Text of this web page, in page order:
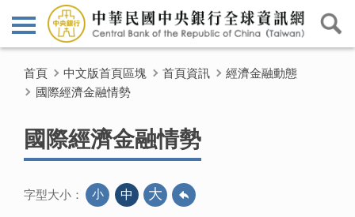
首頁 中文版首頁區塊 首頁資訊
經濟金融動態
國際經濟金融情勢
國際經濟金融情勢
字型大小： 小 中 大